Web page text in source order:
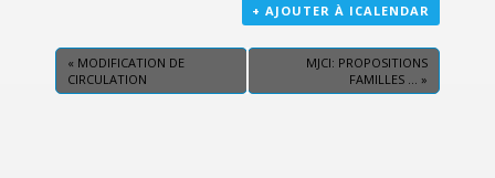
+ AJOUTER À ICALENDAR
« MODIFICATION DE
CIRCULATION
MJCI: PROPOSITIONS
FAMILLES … »